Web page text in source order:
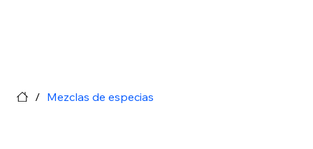
/ Mezclas de especias